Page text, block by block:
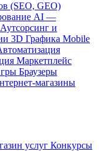
(SEO, GEO)
AI —
Аутсорсинг и
3D Графика Mobile
Маркетплейс
Браузеры
магазины
услуг Конкурсы